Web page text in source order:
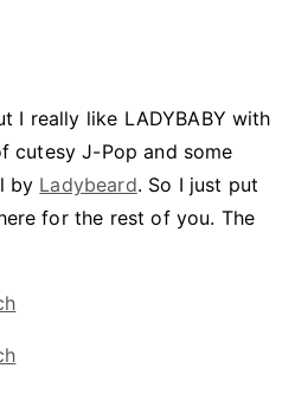
I really like LADYBABY with
cutesy J-Pop and some
by Ladybeard. So I just put
for the rest of you. The